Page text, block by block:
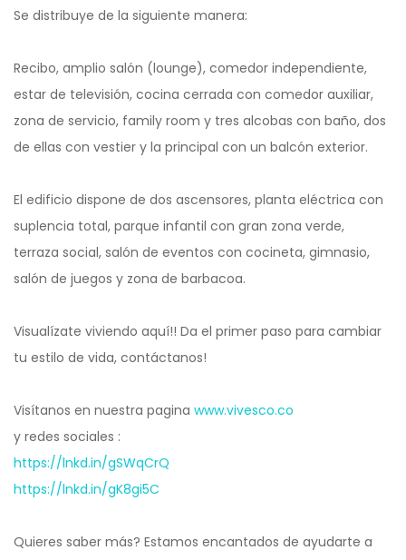
Se distribuye de la siguiente manera:
Recibo, amplio salón (lounge), comedor independiente,
estar de televisión, cocina cerrada con comedor auxiliar,
zona de servicio, family room y tres alcobas con baño, dos
de ellas con vestier y la principal con un balcón exterior.
El edificio dispone de dos ascensores, planta eléctrica con
suplencia total, parque infantil con gran zona verde,
terraza social, salón de eventos con cocineta, gimnasio,
salón de juegos y zona de barbacoa.
Visualízate viviendo aquí!! Da el primer paso para cambiar
tu estilo de vida, contáctanos!
Visítanos en nuestra pagina www.vivesco.co
y redes sociales :
https://lnkd.in/gSWqCrQ
https://lnkd.in/gK8gi5C
Quieres saber más? Estamos encantados de ayudarte a